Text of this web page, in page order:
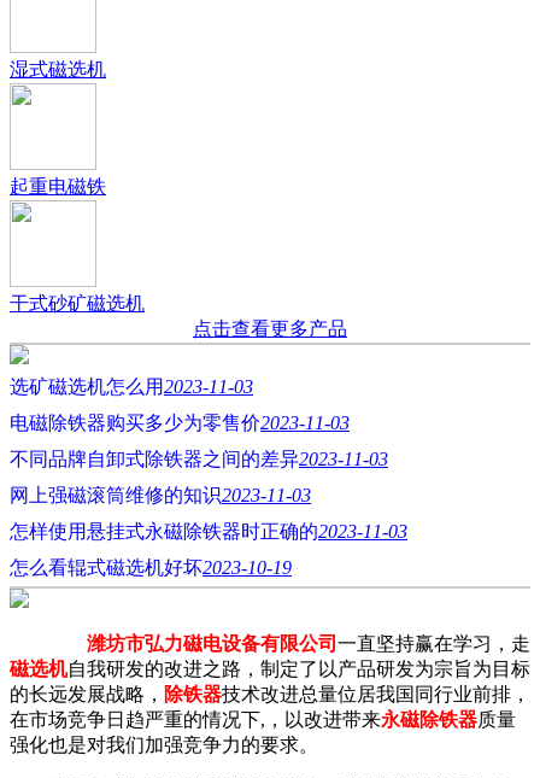
湿式磁选机
起重电磁铁
干式砂矿磁选机
点击查看更多产品
选矿磁选机怎么用2023-11-03
电磁除铁器购买多少为零售价2023-11-03
不同品牌自卸式除铁器之间的差异2023-11-03
网上强磁滚筒维修的知识2023-11-03
怎样使用悬挂式永磁除铁器时正确的2023-11-03
怎么看辊式磁选机好坏2023-10-19
潍坊市弘力磁电设备有限公司 一直坚持赢在学习，走
磁选机自我研发的改进之路，制定了以产品研发为宗旨为目标
的长远发展战略， 除铁器技术改进总量位居我国同行业前排，
在市场竞争日趋严重的情况下,，以改进带来永磁除铁器质量
强化也是对我们加强竞争力的要求。